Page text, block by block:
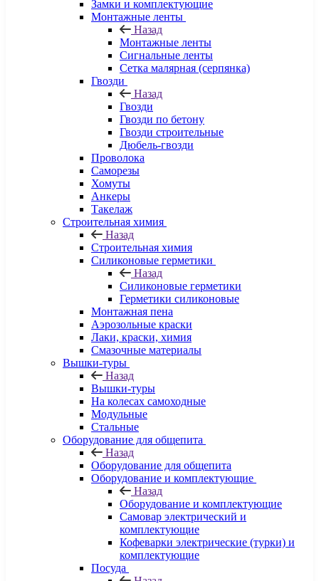
Замки и комплектующие
Монтажные ленты
Назад
Монтажные ленты
Сигнальные ленты
Сетка малярная (серпянка)
Гвозди
Назад
Гвозди
Гвозди по бетону
Гвозди строительные
Дюбель-гвозди
Проволока
Саморезы
Хомуты
Анкеры
Такелаж
Строительная химия
Назад
Строительная химия
Силиконовые герметики
Назад
Силиконовые герметики
Герметики силиконовые
Монтажная пена
Аэрозольные краски
Лаки, краски, химия
Смазочные материалы
Вышки-туры
Назад
Вышки-туры
На колесах самоходные
Модульные
Стальные
Оборудование для общепита
Назад
Оборудование для общепита
Оборудование и комплектующие
Назад
Оборудование и комплектующие
Самовар электрический и
комплектующие
Кофеварки электрические (турки) и
комплектующие
Посуда